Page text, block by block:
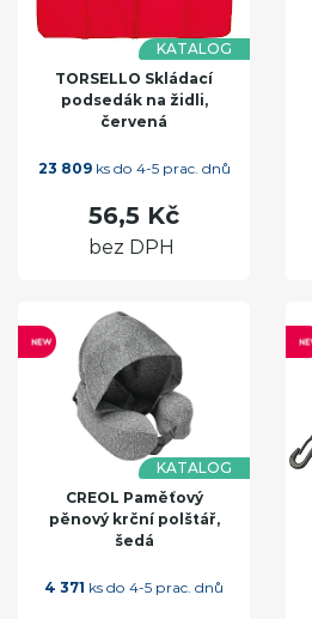
KATALOG
TORSELLO Skládací
podsedák na židli,
červená
23 809ks do 4-5 prac. dnů
56,5 Kč
bez DPH
KATALOG
CREOL Paměťový
pěnový krční polštář,
šedá
4 371 ks do 4-5 prac. dnů